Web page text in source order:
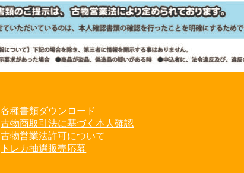
各種書類ダウンロード
古物商取引法に基づく本人確認
古物営業法許可について
トレカ抽選販売応募